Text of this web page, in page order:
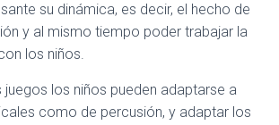
su dinámica, es decir, el hecho de
y al mismo tiempo poder trabajar la
los niños.
los niños pueden adaptarse a
como de percusión, y adaptar los